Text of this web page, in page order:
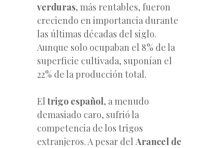
verduras, más rentables, fueron
creciendo en importancia durante
las últimas décadas del siglo.
Aunque solo ocupaban el 8% de la
superficie cultivada, suponían el
22% de la producción total.
Eltrigo español, a menudo
demasiado caro, sufrió la
competencia de los trigos
extranjeros. A pesar del Arancel de